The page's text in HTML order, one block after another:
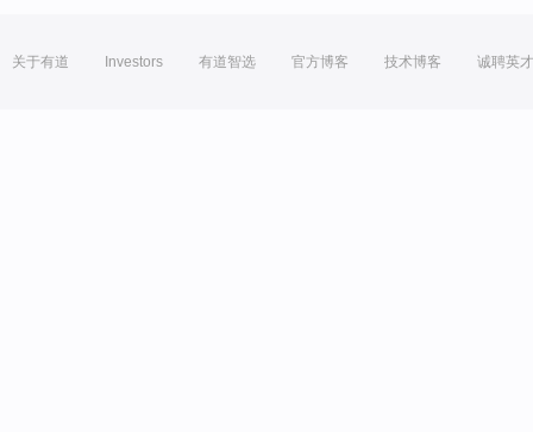
关于有道 Investors 有道智选 官方博客 技术博客 诚聘英才